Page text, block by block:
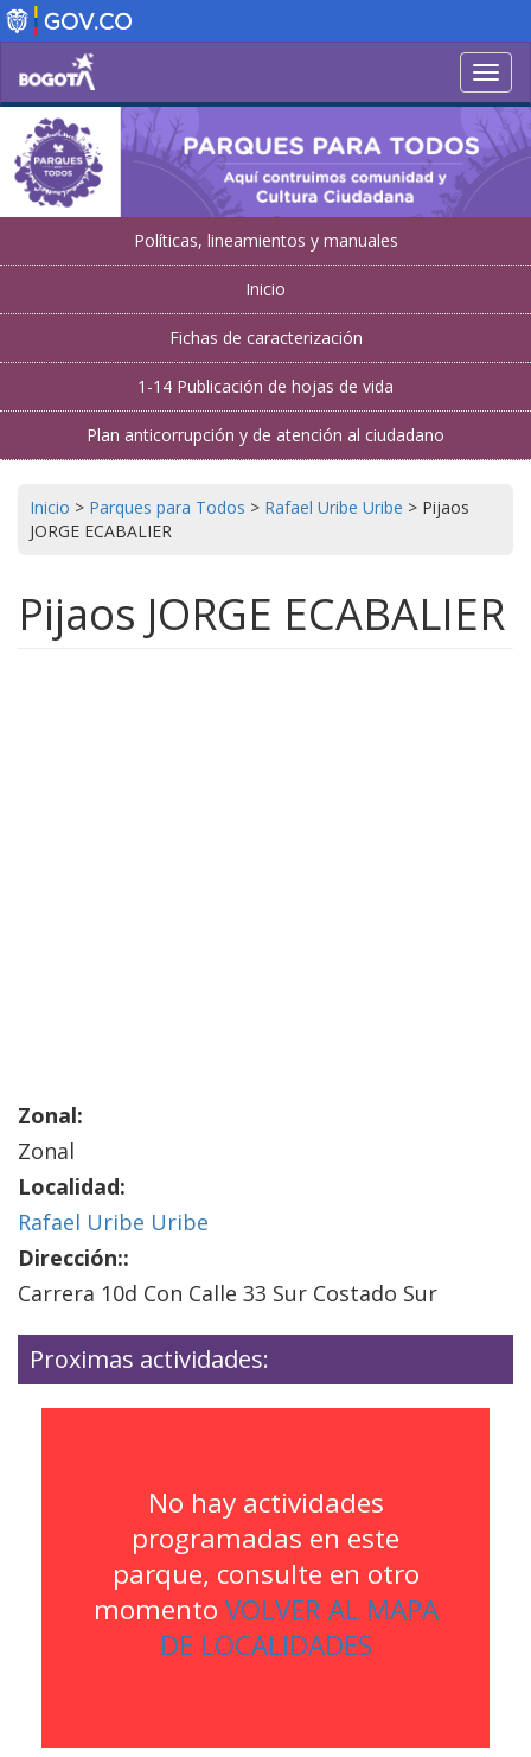
Pasar
al
contenido
principal
Políticas, lineamientos y manuales
Inicio
Fichas de caracterización
1-14 Publicación de hojas de vida
Plan anticorrupción y de atención al ciudadano
Inicio > Parques para Todos > Rafael Uribe Uribe > Pijaos
JORGE ECABALIER
Pijaos JORGE ECABALIER
Zonal:
Zonal
Localidad:
Rafael Uribe Uribe
Dirección::
Carrera 10d Con Calle 33 Sur Costado Sur
Proximas actividades:
No hay actividades
programadas en este
parque, consulte en otro
momento VOLVER AL MAPA
DE LOCALIDADES